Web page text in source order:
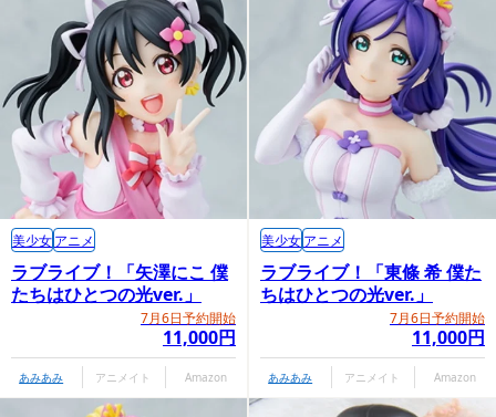
ラブライブ！「矢澤にこ 僕
たちはひとつの光ver.」
7月6日予約開始
11,000円
美少女アニメ
あみあみ アニメイト Amazon
ラブライブ！「東條 希 僕た
ちはひとつの光ver.」
7月6日予約開始
11,000円
美少女アニメ
あみあみ アニメイト Amazon